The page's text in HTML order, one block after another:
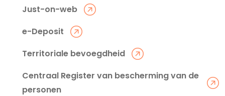
Just-on-web
e-Deposit
Territoriale bevoegdheid
Centraal Register van bescherming van de
personen